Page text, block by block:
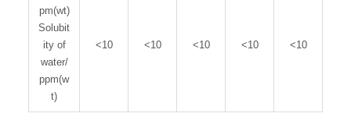
pm(wt)
Solubit
ity of
water/
ppm(w
t)
<10 <10 <10 <10 <10